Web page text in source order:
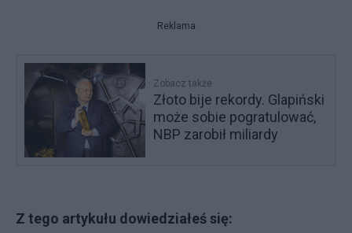
Reklama
Zobacz także
Złoto bije rekordy. Glapiński
może sobie pogratulować,
NBP zarobił miliardy
Z tego artykułu dowiedziałeś się: